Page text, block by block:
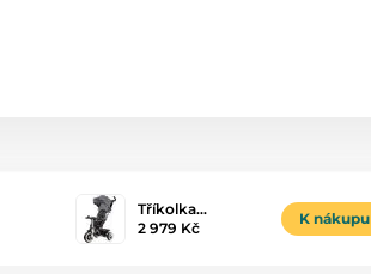
Tříkolka…
2 979 Kč
K nákupu